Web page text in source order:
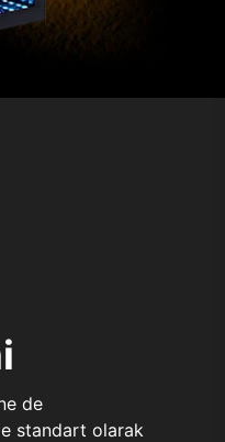
de
standart olarak